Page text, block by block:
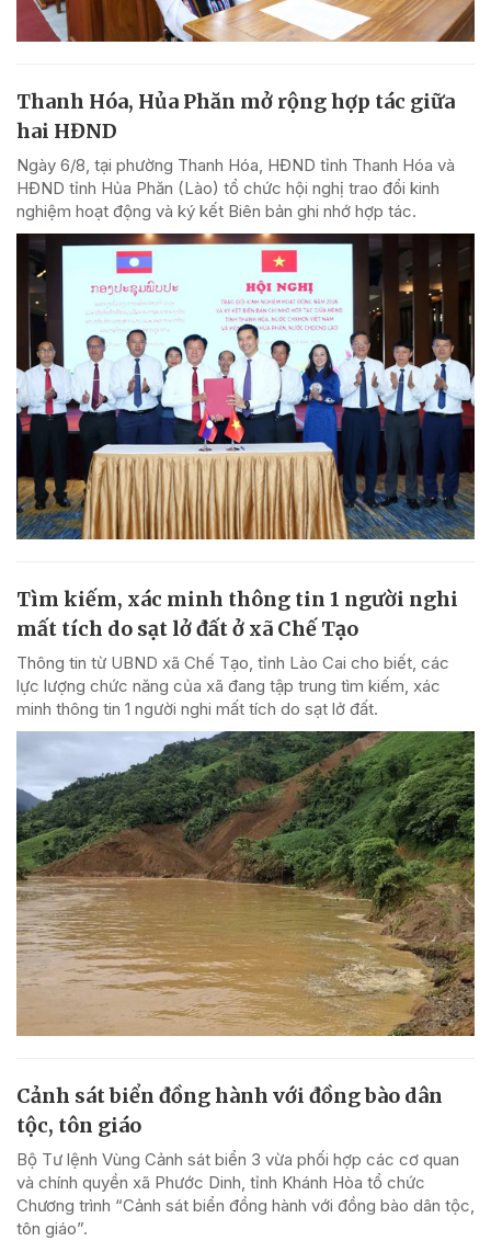
Thanh Hóa, Hủa Phăn mở rộng hợp tác giữa
hai HĐND
Ngày 6/8, tại phường Thanh Hóa, HĐND tỉnh Thanh Hóa và
HĐND tỉnh Hủa Phăn (Lào) tổ chức hội nghị trao đổi kinh
nghiệm hoạt động và ký kết Biên bản ghi nhớ hợp tác.
Tìm kiếm, xác minh thông tin 1 người nghi
mất tích do sạt lở đất ở xã Chế Tạo
Thông tin từ UBND xã Chế Tạo, tỉnh Lào Cai cho biết, các
lực lượng chức năng của xã đang tập trung tìm kiếm, xác
minh thông tin 1 người nghi mất tích do sạt lở đất.
Cảnh sát biển đồng hành với đồng bào dân
tộc, tôn giáo
Bộ Tư lệnh Vùng Cảnh sát biển 3 vừa phối hợp các cơ quan
và chính quyền xã Phước Dinh, tỉnh Khánh Hòa tổ chức
Chương trình “Cảnh sát biển đồng hành với đồng bào dân tộc,
tôn giáo”.